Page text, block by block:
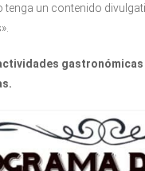
tenga un contenido